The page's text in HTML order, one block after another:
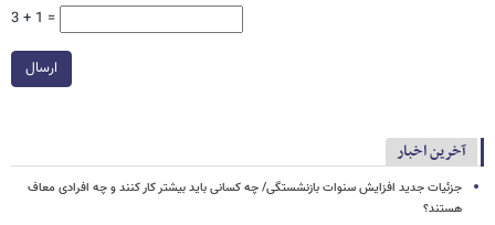
3 + 1 =
ارسال
آخرین اخبار
جزئیات جدید افزایش سنوات بازنشستگی/ چه کسانی باید بیشتر کار کنند و چه افرادی معاف
هستند؟